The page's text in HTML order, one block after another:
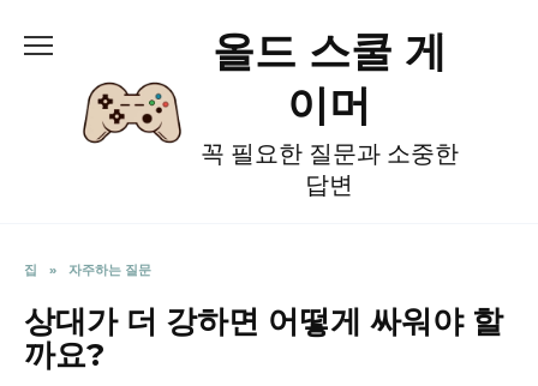
올드 스쿨 게
이머
꼭 필요한 질문과 소중한
답변
집 » 자주하는 질문
상대가 더 강하면 어떻게 싸워야 할
까요?